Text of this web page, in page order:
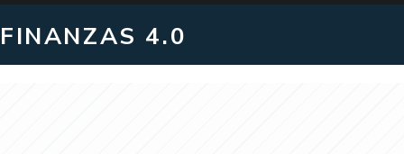
FINANZAS 4.0